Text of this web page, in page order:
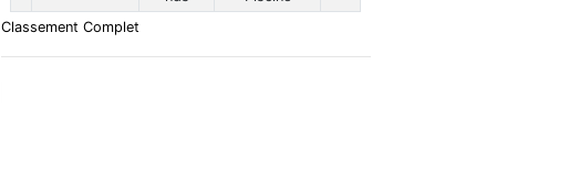
Classement Complet